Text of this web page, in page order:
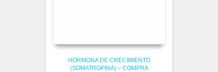
HORMONA DE CRECIMIENTO
(SOMATROPINA) – COMPRA